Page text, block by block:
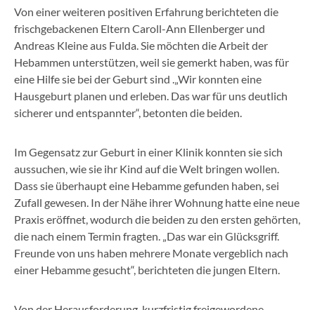
Von einer weiteren positiven Erfahrung berichteten die
frischgebackenen Eltern Caroll-Ann Ellenberger und
Andreas Kleine aus Fulda. Sie möchten die Arbeit der
Hebammen unterstützen, weil sie gemerkt haben, was für
eine Hilfe sie bei der Geburt sind .„Wir konnten eine
Hausgeburt planen und erleben. Das war für uns deutlich
sicherer und entspannter“, betonten die beiden.
Im Gegensatz zur Geburt in einer Klinik konnten sie sich
aussuchen, wie sie ihr Kind auf die Welt bringen wollen.
Dass sie überhaupt eine Hebamme gefunden haben, sei
Zufall gewesen. In der Nähe ihrer Wohnung hatte eine neue
Praxis eröffnet, wodurch die beiden zu den ersten gehörten,
die nach einem Termin fragten. „Das war ein Glücksgriff.
Freunde von uns haben mehrere Monate vergeblich nach
einer Hebamme gesucht“, berichteten die jungen Eltern.